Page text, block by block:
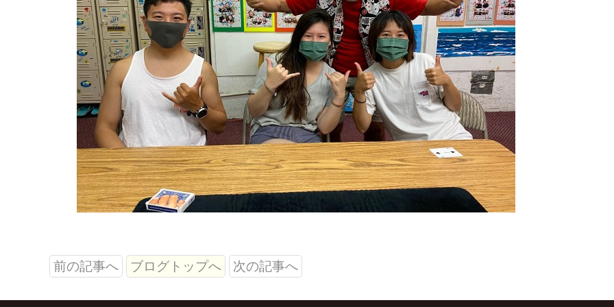
前の記事へ ブログトップへ 次の記事へ